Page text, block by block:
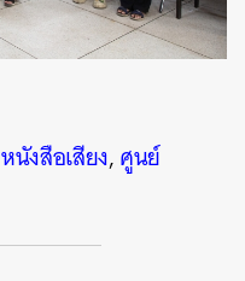
หนังสือเสียง,ศูนย์